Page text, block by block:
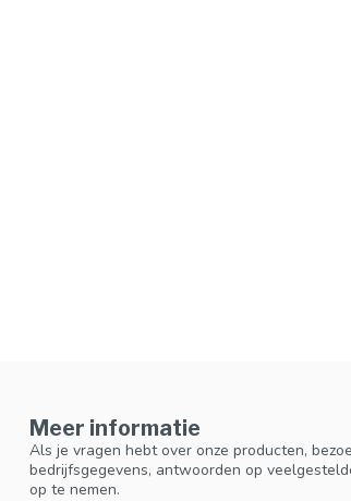
Meer informatie
Als je vragen hebt over onze producten,
bedrijfsgegevens, antwoorden op
op te nemen.